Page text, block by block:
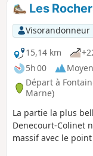
Les
Visorandonneur
15,14 km
5h 00
Départ à
Marne)
La partie la plus
Denecourt-Colinet
massif avec le